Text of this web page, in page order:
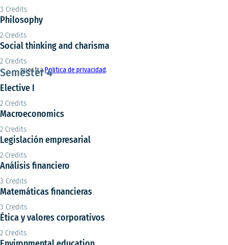
3 Credits
Philosophy
2 Credits
Social thinking and charisma
2 Credits
Semester 4
Elective I
2 Credits
Macroeconomics
2 Credits
Legislación empresarial
2 Credits
Análisis financiero
3 Credits
Matemáticas financieras
3 Credits
Ética y valores corporativos
2 Credits